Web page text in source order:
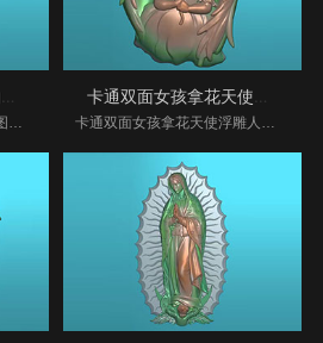
美女天使吊坠浮雕人物精雕图纸_享刻玉石
美女天使吊坠浮雕人物精雕图纸_享刻玉石雕刻机
卡通双面女孩拿花天使浮雕人物精雕图纸
卡通双面女孩拿花天使浮雕人物精雕图纸_享刻玉